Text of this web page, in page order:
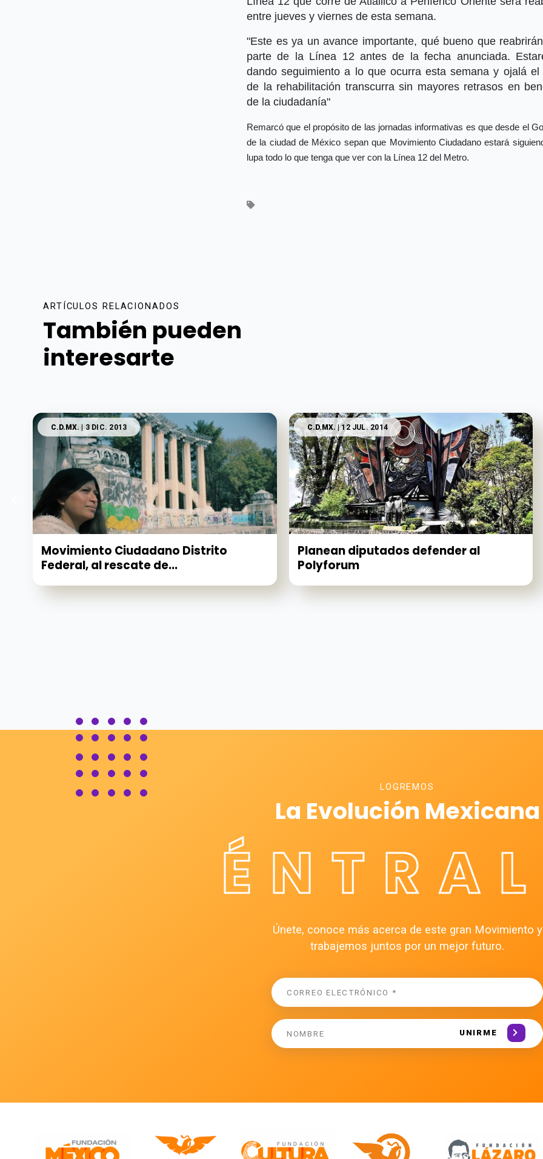
entre jueves y viernes de esta semana.
"Este es ya un avance importante, qué bueno que
parte de la Línea 12 antes de la fecha anunciada.
dando seguimiento a lo que ocurra esta semana y ojalá el
de la rehabilitación transcurra sin mayores retrasos en
de la ciudadanía"
Remarcó que el propósito de las jornadas informativas es que desde el
de la ciudad de México sepan que Movimiento Ciudadano estará
lupa todo lo que tenga que ver con la Línea 12 del Metro.
ARTÍCULOS RELACIONADOS
También pueden
interesarte
C.D.MX. | 3 DIC. 2013
Movimiento Ciudadano Distrito
Federal, al rescate de...
C.D.MX.| 12 JUL. 2014
Planean diputados defender al
Polyforum
LOGREMOS
La Evolución Mexicana
Únete, conoce más acerca de este gran Movimiento y
trabajemos juntos por un mejor futuro.
UNIRME